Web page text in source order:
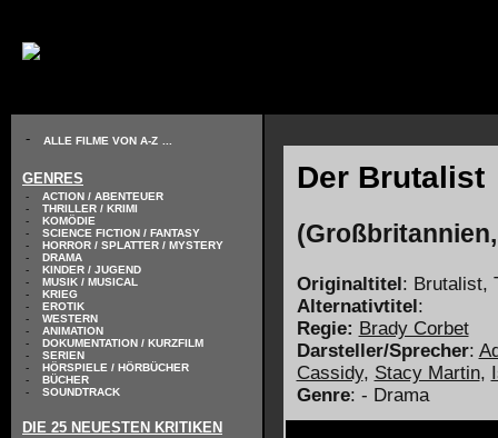
- ALLE FILME VON A-Z
GENRES
-
-
-
-
-
-
-
-
-
-
-
-
-
-
-
-
-
ACTION / ABENTEUER
THRILLER / KRIMI
KOMÖDIE
SCIENCE FICTION / FANTASY
HORROR / SPLATTER / MYSTERY
DRAMA
KINDER / JUGEND
MUSIK / MUSICAL
KRIEG
EROTIK
WESTERN
ANIMATION
DOKUMENTATION / KURZFILM
SERIEN
HÖRSPIELE / HÖRBÜCHER
BÜCHER
SOUNDTRACK
DIE 25 NEUESTEN KRITIKEN
Der Brutalist
Originaltitel : Brutalist,
Alternativtitel :
Regie: Brady Corbet
Darsteller/Sprecher:
Cassidy, Stacy Martin,
Genre: - Drama